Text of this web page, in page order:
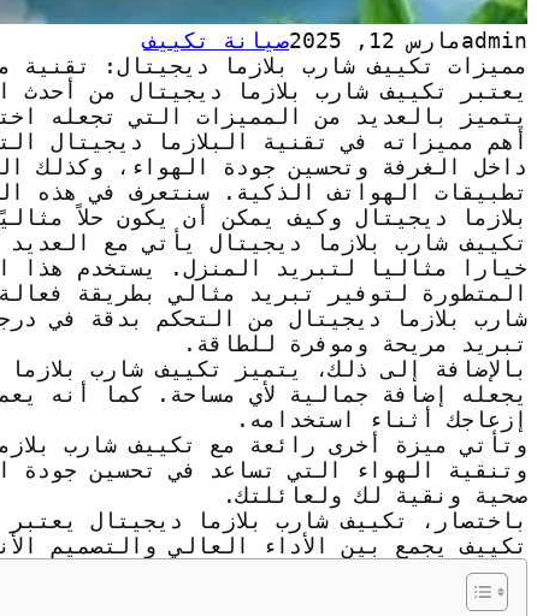
adminمارس 12, 2025
صيانة تكييف
مميزات تكييف شارب بلازما ديجيتال: تقنية
يعتبر تكييف شارب بلازما ديجيتال من
يتميز بالعديد من المميزات التي تجعله
أهم مميزاته في تقنية البلازما ديجيتال
داخل الغرفة وتحسين جودة الهواء، وكذلك
تطبيقات الهواتف الذكية. سنتعرف في هذه
بلازما ديجيتال وكيف يمكن أن يكون حلاً
تكييف شارب بلازما ديجيتال يأتي مع
خيارا مثاليا لتبريد المنزل. يستخدم هذا
المتطورة لتوفير تبريد مثالي بطريقة
شارب بلازما ديجيتال من التحكم بدقة في
تبريد مريحة وموفرة للطاقة.
بالإضافة إلى ذلك، يتميز تكييف شارب
يجعله إضافة جمالية لأي مساحة. كما أنه
إزعاجك أثناء استخدامه.
وتأتي ميزة أخرى رائعة مع تكييف شارب
وتنقية الهواء التي تساعد في تحسين جودة
صحية ونقية لك ولعائلتك.
باختصار، تكييف شارب بلازما ديجيتال
تكييف يجمع بين الأداء العالي والتصميم